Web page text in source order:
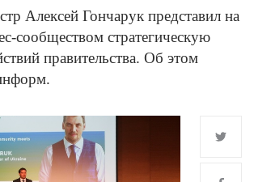
Алексей Гончарук представил на
сообществом стратегическую
правительства. Об этом